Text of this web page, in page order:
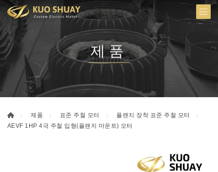
제품
제품 표준 주철 모터
플랜지 장착 표준 주철 모터
AEVF 1HP 4극 주철 입형(플랜지 마운트) 모터